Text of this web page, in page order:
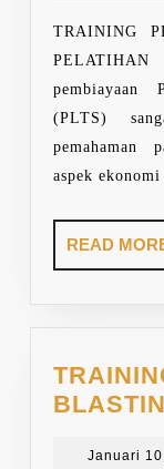
TRAINING
pembiayaan
(PLTS)
pemahaman
aspek
READ
Januari